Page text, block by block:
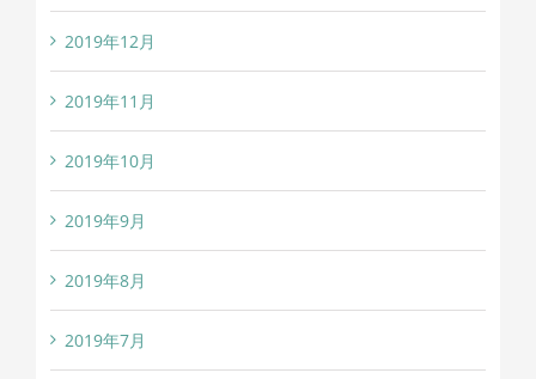
2019年12月
2019年11月
2019年10月
2019年9月
2019年8月
2019年7月